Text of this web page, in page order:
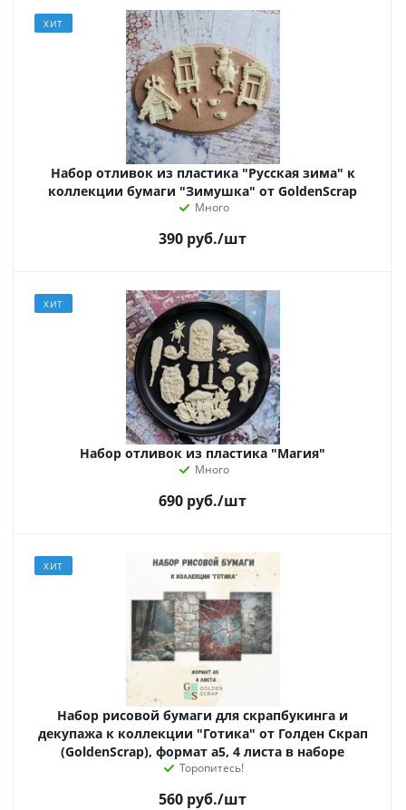
ХИТ
Набор отливок из пластика "Русская зима" к
коллекции бумаги "Зимушка" от GoldenScrap
Много
390 руб./шт
ХИТ
Набор отливок из пластика "Магия"
Много
690 руб./шт
ХИТ
Набор рисовой бумаги для скрапбукинга и
декупажа к коллекции "Готика" от Голден Скрап
(GoldenScrap), формат а5, 4 листа в наборе
Торопитесь!
560 руб./шт